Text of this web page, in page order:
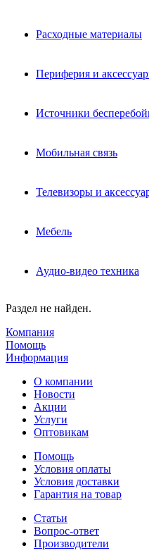
Расходные материалы
Периферия и
Источники
Мобильная связь
Телевизоры и
Мебель
Аудио-видео техника
Раздел не найден.
Компания
Помощь
Информация
О компании
Новости
Акции
Услуги
Оптовикам
Помощь
Условия оплаты
Условия доставки
Гарантия на товар
Статьи
Вопрос-ответ
Производители